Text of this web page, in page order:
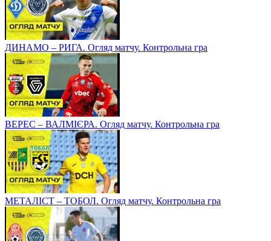
ДИНАМО – РИГА. Огляд матчу. Контрольна гра
ВЕРЕС – ВАЛМІЄРА. Огляд матчу. Контрольна гра
МЕТАЛІСТ – ТОБОЛ. Огляд матчу. Контрольна гра